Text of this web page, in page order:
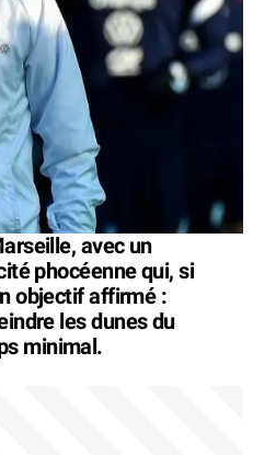
avec un
phocéenne qui, si
objectif affirmé :
les dunes du
minimal.